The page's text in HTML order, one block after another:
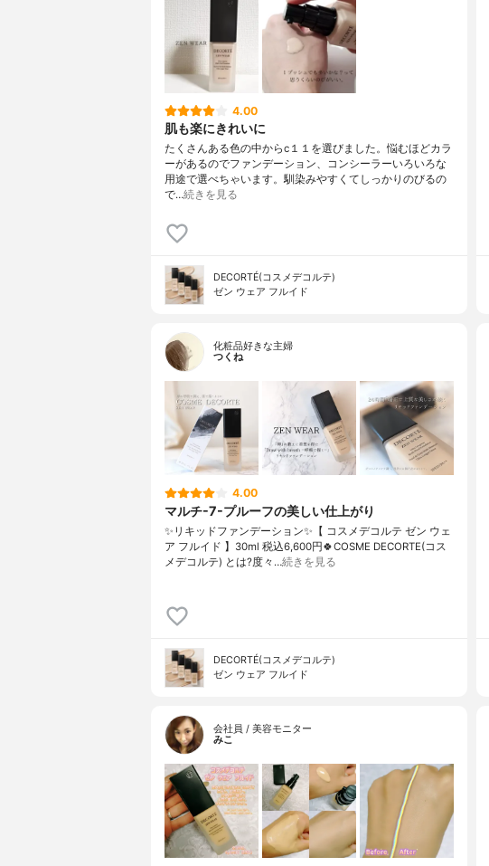
4.00
肌も楽にきれいに
たくさんある色の中からc１１を選びました。悩むほどカラ
ーがあるのでファンデーション、コンシーラーいろいろな
用途で選べちゃいます。馴染みやすくてしっかりのびるの
で…続きを見る
DECORTÉ(コスメデコルテ)
ゼン ウェア フルイド
化粧品好きな主婦
つくね
4.00
マルチ-7-プルーフの美しい仕上がり
✨リキッドファンデーション✨【 コスメデコルテ ゼン ウェ
ア フルイド 】30ml 税込6,600円🍀COSME DECORTE(コス
メデコルテ) とは?度々…続きを見る
DECORTÉ(コスメデコルテ)
ゼン ウェア フルイド
会社員 / 美容モニター
みこ